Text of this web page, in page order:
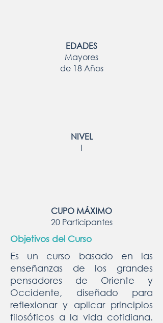
EDADES
Mayores
de 18 Años
NIVEL
I
CUPO MÁXIMO
20 Participantes
Objetivos del Curso
Es un curso basado en las
enseñanzas de los grandes
pensadores de Oriente y
Occidente, diseñado para
reflexionar y aplicar principios
filosóficos a la vida cotidiana.